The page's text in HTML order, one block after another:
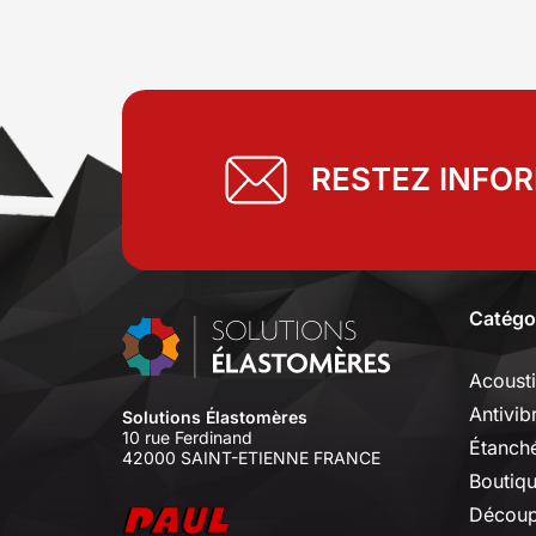
RESTEZ
Solutions Élastomères
10 rue Ferdinand
42000 SAINT-ETIENNE FRANCE